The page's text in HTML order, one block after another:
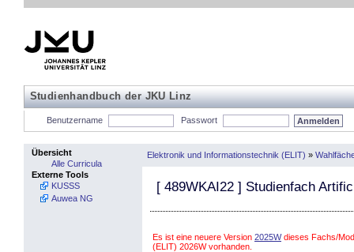
Studienhandbuch der JKU Linz
Benutzername Passwort
Übersicht
Alle Curricula
Externe Tools
KUSSS
Auwea NG
Elektronik und Informationstechnik (ELIT) »
[ 489WKAI22 ] Studienfach
Es ist eine neuere Version 2025Wdieses Fachs/
(ELIT) 2026W vorhanden.